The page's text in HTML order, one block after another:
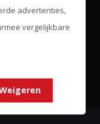
acties
advertenties,
vergelijkbare